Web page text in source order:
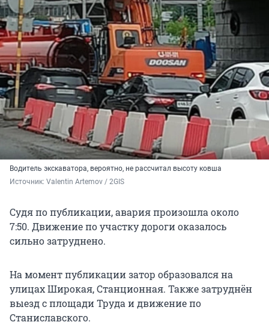
Водитель экскаватора, вероятно, не рассчитал высоту ковша
Источник: Valentin Artemov / 2GIS
Судя по публикации, авария произошла около
7:50. Движение по участку дороги оказалось
сильно затруднено.
На момент публикации затор образовался на
улицах Широкая, Станционная. Также затруднён
выезд с площади Труда и движение по
Станиславского.